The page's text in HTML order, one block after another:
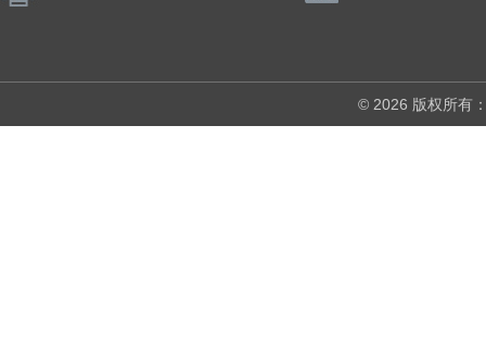
© 2026 版权所有